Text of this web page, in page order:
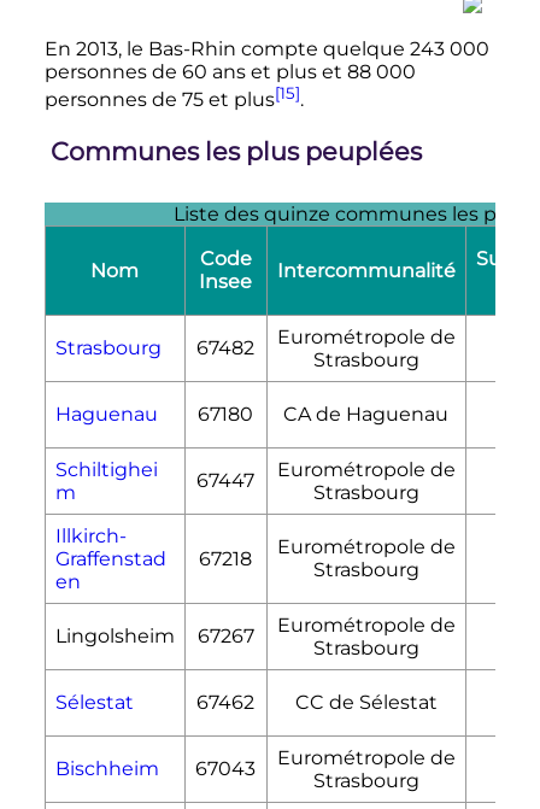
En 2013, le Bas-Rhin compte quelque 243 000
personnes de 60 ans et plus et 88 000
personnes de 75 et plus[15].
Communes les plus peuplées
Liste des quinze communes les plus
Nom
Code
Insee
Intercommunalité
Strasbourg 67482
Eurométropole de
Strasbourg
Haguenau 67180 CA de Haguenau
Schiltighei
m
67447
Eurométropole de
Strasbourg
Illkirch-
Graffenstad
en
67218
Eurométropole de
Strasbourg
Lingolsheim 67267
Eurométropole de
Strasbourg
Sélestat 67462 CC de Sélestat
Bischheim 67043
Eurométropole de
Strasbourg